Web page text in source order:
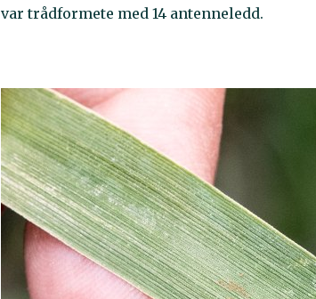
var trådformete med 14 antenneledd.